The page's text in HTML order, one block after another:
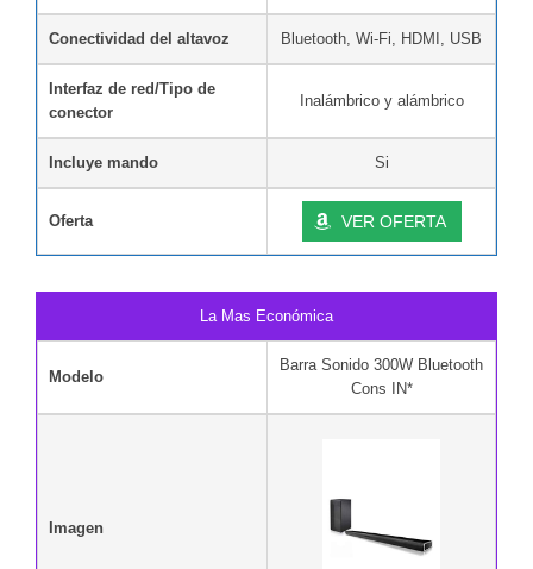
Conectividad del altavoz Bluetooth, Wi-Fi, HDMI, USB
Interfaz de red/Tipo de
conector
Inalámbrico y alámbrico
Incluye mando Si
Oferta VER OFERTA
La Mas Económica
Modelo
Barra Sonido 300W Bluetooth
Cons IN*
Imagen